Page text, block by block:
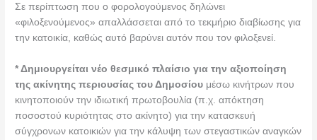
Σε περίπτωση που ο φορολογούμενος δηλώνει
«φιλοξενούμενος» απαλλάσσεται από το τεκμήριο διαβίωσης για
την κατοικία, καθώς αυτό βαρύνει αυτόν που τον φιλοξενεί.
* Δημιουργείται νέο θεσμικό πλαίσιο για την αξιοποίηση
της ακίνητης περιουσίας του Δημοσίου μέσω κινήτρων που
κινητοποιούν την ιδιωτική πρωτοβουλία (π.χ. απόκτηση
ποσοστού κυριότητας στο ακίνητο) για την κατασκευή
σύγχρονων κατοικιών για την κάλυψη των στεγαστικών αναγκών